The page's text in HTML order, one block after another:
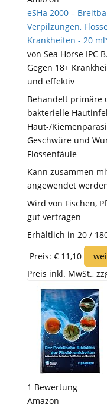
eSHa 2000 –
Verpilzungen,
Krankheiten - 20
von Sea Horse IPC
Gegen 18+
und effektiv
Behandelt primäre
bakterielle
Haut-/
Geschwüre und
Flossenfäule
Kann zusammen
angewendet
Wird von Fischen,
gut vertragen
Erhältlich in 20 /
Preis: € 11,10
Preis inkl. MwSt.,
1 Bewertung
Amazon